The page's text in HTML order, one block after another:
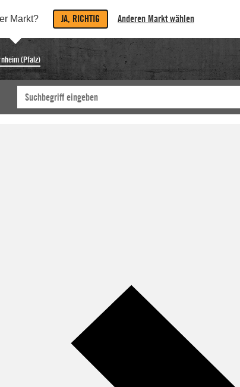
Markt? JA, RICHTIG Anderen Markt wählen
(Pfalz)